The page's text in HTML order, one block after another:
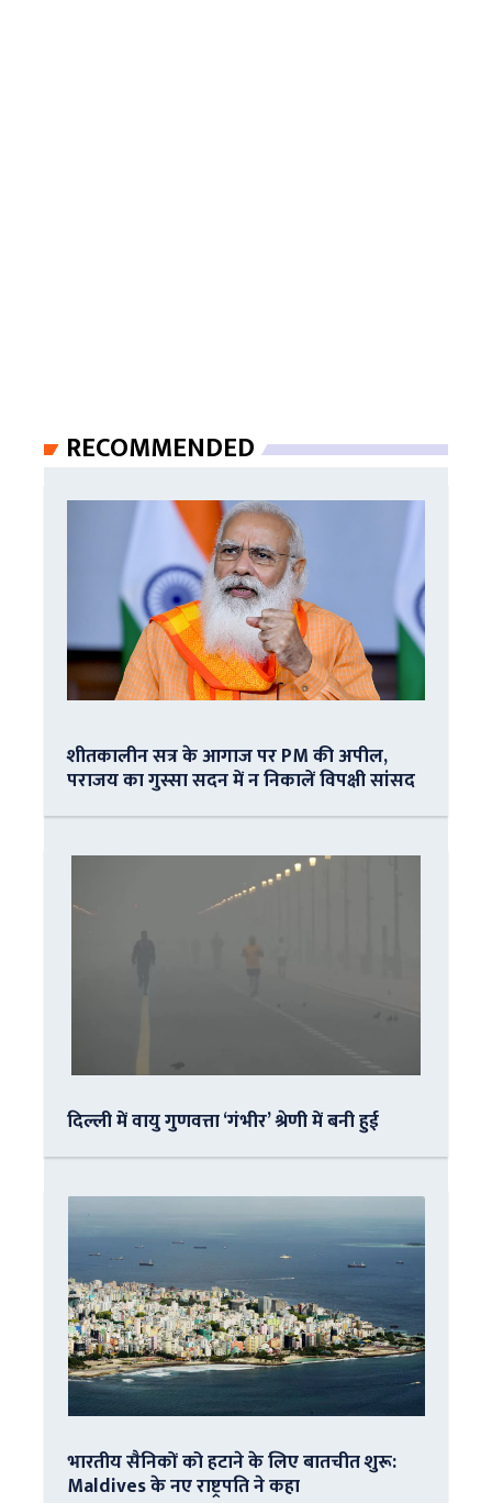
RECOMMENDED
शीतकालीन सत्र के आगाज पर PM की अपील,
पराजय का गुस्सा सदन में न निकालें विपक्षी सांसद
दिल्ली में वायु गुणवत्ता ‘गंभीर’ श्रेणी में बनी हुई
भारतीय सैनिकों को हटाने के लिए बातचीत शुरू:
Maldives के नए राष्ट्रपति ने कहा